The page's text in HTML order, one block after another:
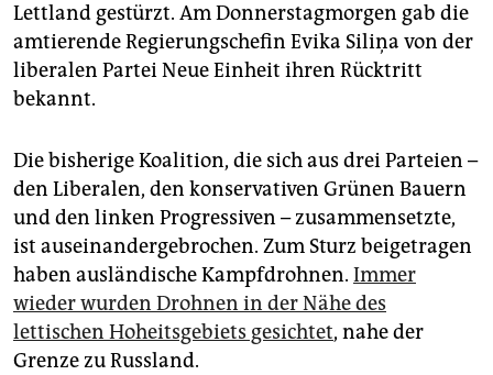
epaper login
Lettland gestürzt. Am Donnerstagmorgen gab die
amtierende Regierungschefin Evika Siliņa von der
liberalen Partei Neue Einheit ihren Rücktritt
bekannt.
Die bisherige Koalition, die sich aus drei Parteien –
den Liberalen, den konservativen Grünen Bauern
und den linken Progressiven – zusammensetzte,
ist auseinandergebrochen. Zum Sturz beigetragen
haben ausländische Kampfdrohnen. Immer
wieder wurden Drohnen in der Nähe des
lettischen Hoheitsgebiets gesichtet, nahe der
Grenze zu Russland.